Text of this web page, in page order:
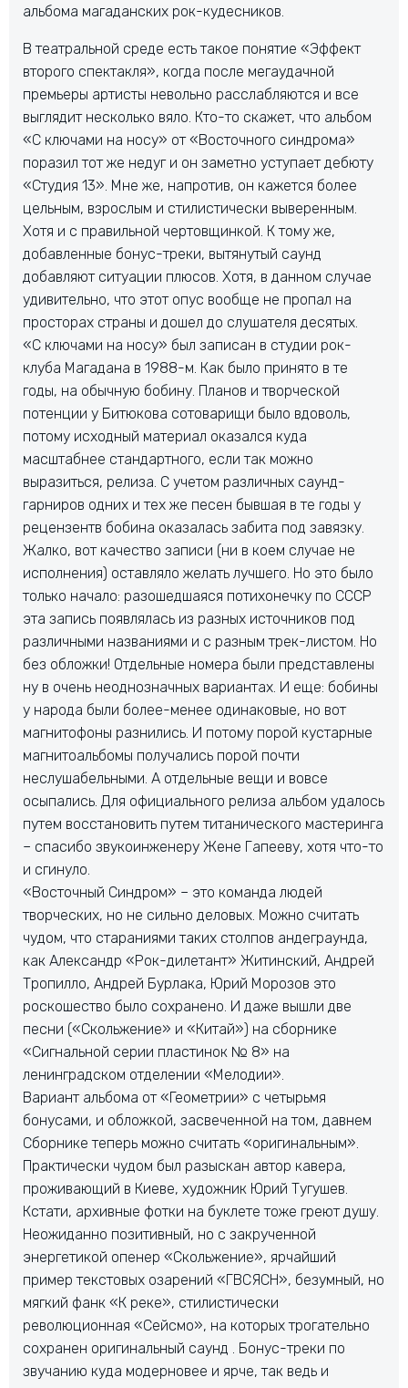
альбома магаданских рок-кудесников.
В театральной среде есть такое понятие «Эффект
второго спектакля», когда после мегаудачной
премьеры артисты невольно расслабляются и все
выглядит несколько вяло. Кто-то скажет, что альбом
«С ключами на носу» от «Восточного синдрома»
поразил тот же недуг и он заметно уступает дебюту
«Студия 13». Мне же, напротив, он кажется более
цельным, взрослым и стилистически выверенным.
Хотя и с правильной чертовщинкой. К тому же,
добавленные бонус-треки, вытянутый саунд
добавляют ситуации плюсов. Хотя, в данном случае
удивительно, что этот опус вообще не пропал на
просторах страны и дошел до слушателя десятых.
«С ключами на носу» был записан в студии рок-
клуба Магадана в 1988-м. Как было принято в те
годы, на обычную бобину. Планов и творческой
потенции у Битюкова сотоварищи было вдоволь,
потому исходный материал оказался куда
масштабнее стандартного, если так можно
выразиться, релиза. С учетом различных саунд-
гарниров одних и тех же песен бывшая в те годы у
рецензентв бобина оказалась забита под завязку.
Жалко, вот качество записи (ни в коем случае не
исполнения) оставляло желать лучшего. Но это было
только начало: разошедшаяся потихонечку по СССР
эта запись появлялась из разных источников под
различными названиями и с разным трек-листом. Но
без обложки! Отдельные номера были представлены
ну в очень неоднозначных вариантах. И еще: бобины
у народа были более-менее одинаковые, но вот
магнитофоны разнились. И потому порой кустарные
магнитоальбомы получались порой почти
неслушабельными. А отдельные вещи и вовсе
осыпались. Для официального релиза альбом удалось
путем восстановить путем титанического мастеринга
– спасибо звукоинженеру Жене Гапееву, хотя что-то
и сгинуло.
«Восточный Синдром» – это команда людей
творческих, но не сильно деловых. Можно считать
чудом, что стараниями таких столпов андеграунда,
как Александр «Рок-дилетант» Житинский, Андрей
Тропилло, Андрей Бурлака, Юрий Морозов это
роскошество было сохранено. И даже вышли две
песни («Скольжение» и «Китай») на сборнике
«Сигнальной серии пластинок № 8» на
ленинградском отделении «Мелодии».
Вариант альбома от «Геометрии» с четырьмя
бонусами, и обложкой, засвеченной на том, давнем
Сборнике теперь можно считать «оригинальным».
Практически чудом был разыскан автор кавера,
проживающий в Киеве, художник Юрий Тугушев.
Кстати, архивные фотки на буклете тоже греют душу.
Неожиданно позитивный, но с закрученной
энергетикой опенер «Скольжение», ярчайший
пример текстовых озарений «ГВСЯСН», безумный, но
мягкий фанк «К реке», стилистически
революционная «Сейсмо», на которых трогательно
сохранен оригинальный саунд . Бонус-треки по
звучанию куда модерновее и ярче, так ведь и